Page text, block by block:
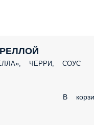
ЧЕРРИ, СОУС
В